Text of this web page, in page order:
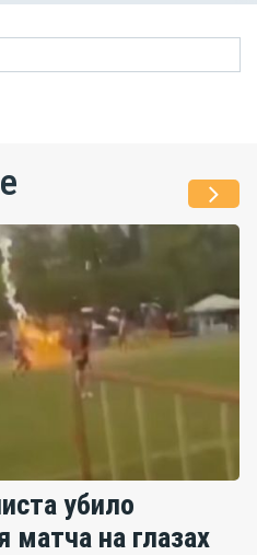
убило
на глазах